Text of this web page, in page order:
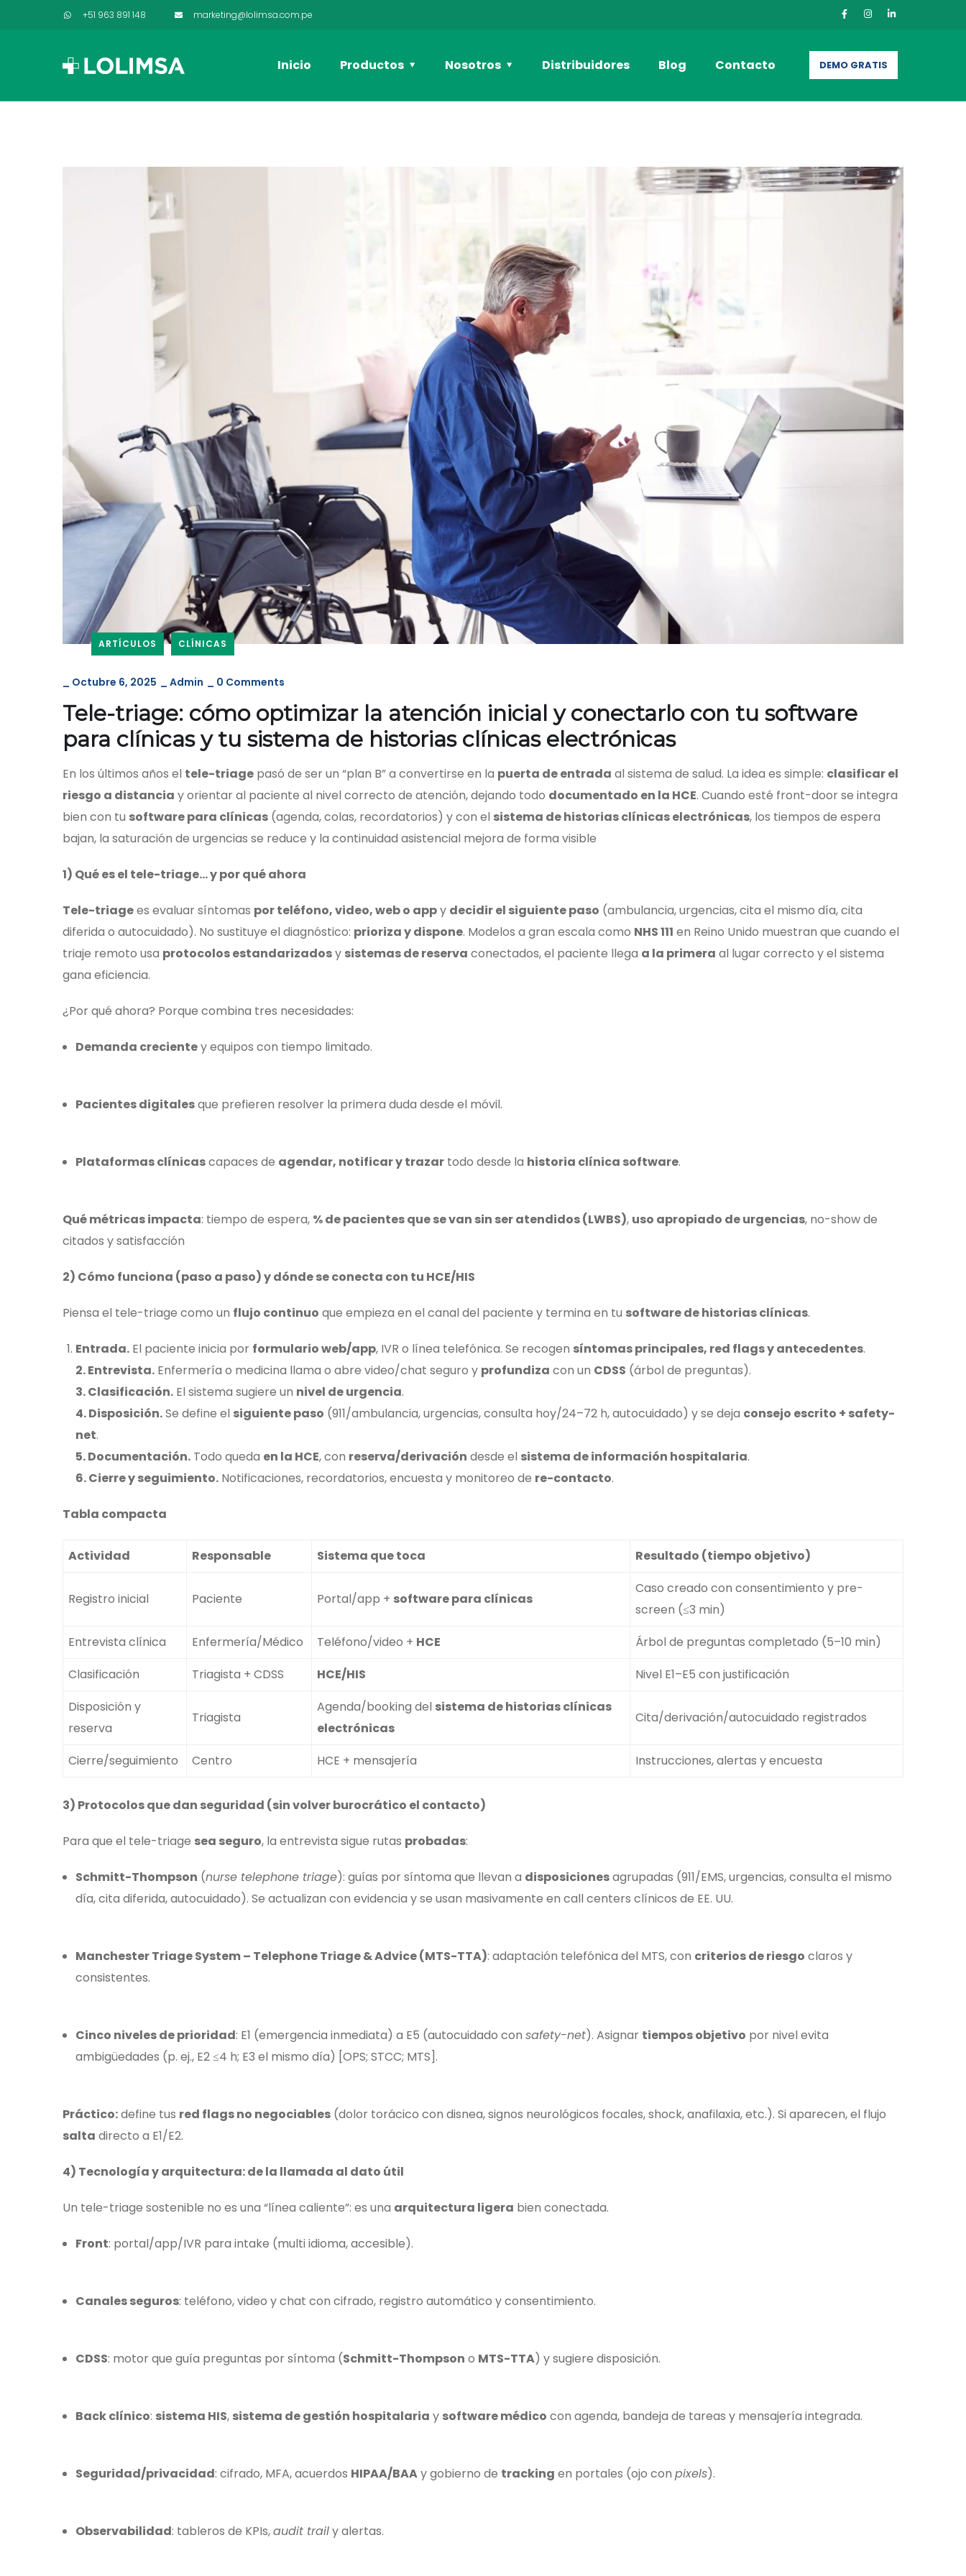
+51 963 891 148 marketing@lolimsa.com.pe
Inicio Productos Nosotros Distribuidores Blog Contacto DEMO GRATIS
ARTÍCULOS CLÍNICAS
_ Octubre 6, 2025 _ Admin _ 0 Comments
Tele-triage: cómo optimizar la atención inicial y conectarlo con tu software
para clínicas y tu sistema de historias clínicas electrónicas
En los últimos años el tele-triage pasó de ser un “plan B” a convertirse en la puerta de entrada al sistema de salud. La idea es simple: clasificar el
riesgo a distancia y orientar al paciente al nivel correcto de atención, dejando todo documentado en la HCE. Cuando esté front-door se integra
bien con tu software para clínicas (agenda, colas, recordatorios) y con el sistema de historias clínicas electrónicas, los tiempos de espera
bajan, la saturación de urgencias se reduce y la continuidad asistencial mejora de forma visible
1) Qué es el tele-triage… y por qué ahora
Tele-triagees evaluar síntomas por teléfono, video, web o appy decidir el siguiente paso (ambulancia, urgencias, cita el mismo día, cita
diferida o autocuidado). No sustituye el diagnóstico: prioriza y dispone. Modelos a gran escala como NHS 111 en Reino Unido muestran que cuando el
triaje remoto usa protocolos estandarizadosy sistemas de reserva conectados, el paciente llega a la primera al lugar correcto y el sistema
gana eficiencia.
¿Por qué ahora? Porque combina tres necesidades:
Demanda crecientey equipos con tiempo limitado.
Pacientes digitalesque prefieren resolver la primera duda desde el móvil.
Plataformas clínicascapaces de agendar, notificar y trazar todo desde la historia clínica software.
Qué métricas impacta: tiempo de espera, % de pacientes que se van sin ser atendidos (LWBS), uso apropiado de urgencias, no-show de
citados y satisfacción
2) Cómo funciona (paso a paso) y dónde se conecta con tu HCE/HIS
Piensa el tele-triage como un flujo continuo que empieza en el canal del paciente y termina en tu software de historias clínicas.
Entrada. El paciente inicia por formulario web/app, IVR o línea telefónica. Se recogen síntomas principales, red flags y antecedentes.
2. Entrevista. Enfermería o medicina llama o abre video/chat seguro y profundiza con un CDSS (árbol de preguntas).
3. Clasificación. El sistema sugiere un nivel de urgencia.
4. Disposición.Se define el siguiente paso (911/ambulancia, urgencias, consulta hoy/24–72 h, autocuidado) y se deja consejo escrito + safety-
net.
5. Documentación. Todo queda en la HCE, con reserva/derivación desde el sistema de información hospitalaria.
6. Cierre y seguimiento. Notificaciones, recordatorios, encuesta y monitoreo de re-contacto.
Tabla compacta
Actividad Responsable Sistema que toca Resultado (tiempo objetivo)
Registro inicial Paciente Portal/app + software para clínicas
Caso creado con consentimiento y pre-
screen (≤3 min)
Entrevista clínica
Enfermería/Médico Teléfono/video + HCE
Árbol de preguntas completado (5–10 min)
Clasificación
Triagista + CDSS HCE/HIS
Nivel E1–E5 con justificación
Disposición y
reserva
Triagista
Agenda/booking del sistema de historias clínicas
electrónicas
Cita/derivación/autocuidado registrados
Cierre/seguimiento Centro HCE + mensajería Instrucciones, alertas y encuesta
3) Protocolos que dan seguridad (sin volver burocrático el contacto)
Para que el tele-triage sea seguro, la entrevista sigue rutas probadas:
Schmitt-Thompson (nurse telephone triage): guías por síntoma que llevan a disposicionesagrupadas (911/EMS, urgencias, consulta el mismo
día, cita diferida, autocuidado). Se actualizan con evidencia y se usan masivamente en call centers clínicos de EE. UU.
Manchester Triage System – Telephone Triage & Advice (MTS-TTA): adaptación telefónica del MTS, con criterios de riesgo claros y
consistentes.
Cinco niveles de prioridad: E1 (emergencia inmediata) a E5 (autocuidado con safety-net). Asignar tiempos objetivo por nivel evita
ambigüedades (p. ej., E2 ≤4 h; E3 el mismo día) [OPS; STCC; MTS].
Práctico:define tus red flags no negociables (dolor torácico con disnea, signos neurológicos focales, shock, anafilaxia, etc.). Si aparecen, el flujo
salta directo a E1/E2.
4) Tecnología y arquitectura: de la llamada al dato útil
Un tele-triage sostenible no es una “línea caliente”: es una arquitectura ligera bien conectada.
Front: portal/app/IVR para intake (multi idioma, accesible).
Canales seguros: teléfono, video y chat con cifrado, registro automático y consentimiento.
CDSS: motor que guía preguntas por síntoma (Schmitt-Thompson o MTS-TTA) y sugiere disposición.
Back clínico: sistema HIS, sistema de gestión hospitalaria y software médico con agenda, bandeja de tareas y mensajería integrada.
Seguridad/privacidad: cifrado, MFA, acuerdos HIPAA/BAAy gobierno de tracking en portales (ojo con pixels).
Observabilidad: tableros de KPIs,audit traily alertas.